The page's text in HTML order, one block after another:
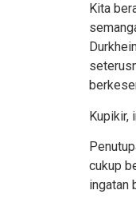
Kita
Kupikir,
cukup
ingatan